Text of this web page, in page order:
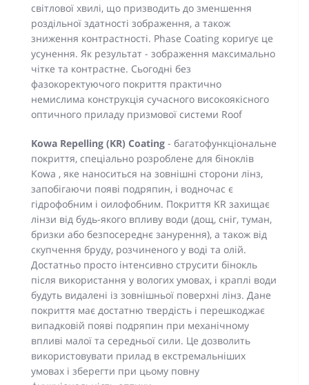
світлової хвилі, що призводить до зменшення
роздільної здатності зображення, а також
зниження контрастності. Phase Coating коригує це
усунення. Як результат - зображення максимально
чітке та контрастне. Сьогодні без
фазокоректуючого покриття практично
немислима конструкція сучасного високоякісного
оптичного приладу призмової системи Roof
Kowa Repelling (KR) Coating - багатофункціональне
покриття, спеціально розроблене для біноклів
Kowa , яке наноситься на зовнішні сторони лінз,
запобігаючи появі подряпин, і водночас є
гідрофобним і оилофобним. Покриття KR захищає
лінзи від будь-якого впливу води (дощ, сніг, туман,
бризки або безпосереднє занурення), а також від
скупчення бруду, розчиненого у воді та олій.
Достатньо просто інтенсивно струсити бінокль
після використання у вологих умовах, і краплі води
будуть видалені із зовнішньої поверхні лінз. Дане
покриття має достатню твердість і перешкоджає
випадковій появі подряпин при механічному
впливі малої та середньої сили. Це дозволить
використовувати прилад в екстремальніших
умовах і зберегти при цьому повну